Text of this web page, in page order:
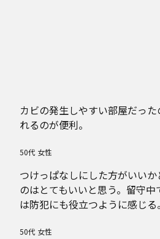
カビの発生しやすい部屋だっ
れるのが便利。
50代 女性
つけっぱなしにした方がいい
のはとてもいいと思う。留守
は防犯にも役立つように感じる。
50代 女性